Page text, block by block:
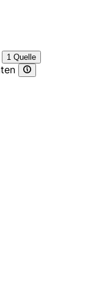
1 Quelle